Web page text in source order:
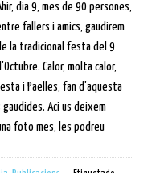
dia 9, mes de 90 persones,
fallers i amics, gaudirem
la tradicional festa del 9
Calor, molta calor,
i Paelles, fan d'aquesta
Aci us deixem
foto mes, les podreu